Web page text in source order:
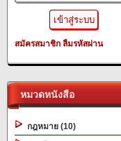
สมัครสมาชิก ลืมรหัสผ่าน
หมวดหนังสือ
กฎหมาย (10)